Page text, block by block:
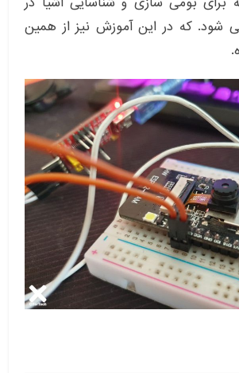
شود. که در این آموزش نیز از همین